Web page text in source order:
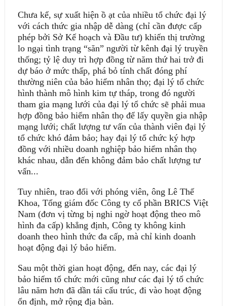
Chưa kể, sự xuất hiện ồ ạt của nhiều tổ chức đại lý
với cách thức gia nhập dễ dàng (chỉ cần được cấp
phép bởi Sở Kế hoạch và Ðầu tư) khiến thị trường
lo ngại tình trạng “săn” người từ kênh đại lý truyền
thống; tỷ lệ duy trì hợp đồng từ năm thứ hai trở đi
dự báo ở mức thấp, phá bỏ tính chất đóng phí
thường niên của bảo hiểm nhân thọ; đại lý tổ chức
hình thành mô hình kim tự tháp, trong đó người
tham gia mạng lưới của đại lý tổ chức sẽ phải mua
hợp đồng bảo hiểm nhân thọ để lấy quyền gia nhập
mạng lưới; chất lượng tư vấn của thành viên đại lý
tổ chức khó đảm bảo; hay đại lý tổ chức ký hợp
đồng với nhiều doanh nghiệp bảo hiểm nhân thọ
khác nhau, dẫn đến không đảm bảo chất lượng tư
vấn...
Tuy nhiên, trao đổi với phóng viên, ông Lê Thế
Khoa, Tổng giám đốc Công ty cổ phần BRICS Việt
Nam (đơn vị từng bị nghi ngờ hoạt động theo mô
hình đa cấp) khẳng định, Công ty không kinh
doanh theo hình thức đa cấp, mà chỉ kinh doanh
hoạt động đại lý bảo hiểm.
Sau một thời gian hoạt động, đến nay, các đại lý
bảo hiểm tổ chức mới cũng như các đại lý tổ chức
lâu năm hơn đã dần tái cấu trúc, đi vào hoạt động
ổn định, mở rộng địa bàn.